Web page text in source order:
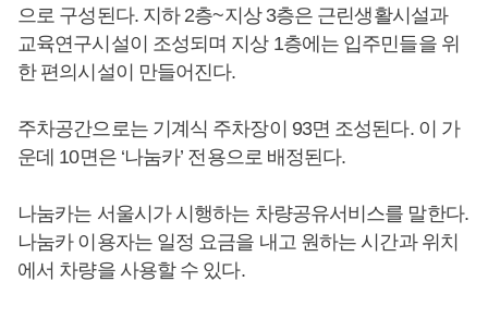
으로 구성된다. 지하 2층~지상 3층은 근린생활시설과
교육연구시설이 조성되며 지상 1층에는 입주민들을 위
한 편의시설이 만들어진다.
주차공간으로는 기계식 주차장이 93면 조성된다. 이 가
운데 10면은 ‘나눔카’ 전용으로 배정된다.
나눔카는 서울시가 시행하는 차량공유서비스를 말한다.
나눔카 이용자는 일정 요금을 내고 원하는 시간과 위치
에서 차량을 사용할 수 있다.